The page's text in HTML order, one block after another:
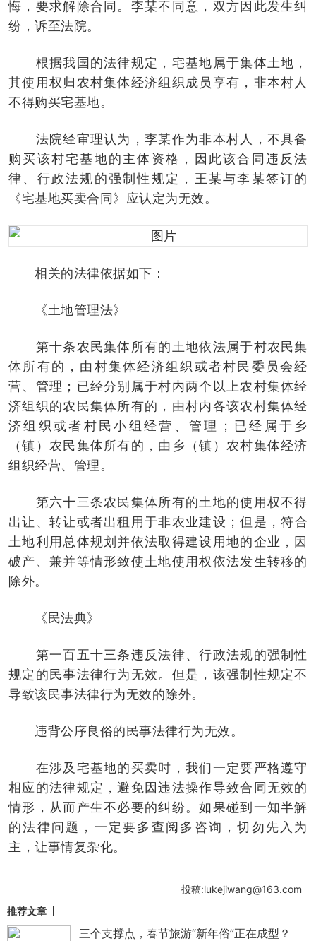
悔，要求解除合同。李某不同意，双方因此发生纠
纷，诉至法院。
根据我国的法律规定，宅基地属于集体土地，
其使用权归农村集体经济组织成员享有，非本村人
不得购买宅基地。
法院经审理认为，李某作为非本村人，不具备
购买该村宅基地的主体资格，因此该合同违反法
律、行政法规的强制性规定，王某与李某签订的
《宅基地买卖合同》应认定为无效。
相关的法律依据如下：
《土地管理法》
第十条农民集体所有的土地依法属于村农民集
体所有的，由村集体经济组织或者村民委员会经
营、管理；已经分别属于村内两个以上农村集体经
济组织的农民集体所有的，由村内各该农村集体经
济组织或者村民小组经营、管理；已经属于乡
（镇）农民集体所有的，由乡（镇）农村集体经济
组织经营、管理。
第六十三条农民集体所有的土地的使用权不得
出让、转让或者出租用于非农业建设；但是，符合
土地利用总体规划并依法取得建设用地的企业，因
破产、兼并等情形致使土地使用权依法发生转移的
除外。
《民法典》
第一百五十三条违反法律、行政法规的强制性
规定的民事法律行为无效。但是，该强制性规定不
导致该民事法律行为无效的除外。
违背公序良俗的民事法律行为无效。
在涉及宅基地的买卖时，我们一定要严格遵守
相应的法律规定，避免因违法操作导致合同无效的
情形，从而产生不必要的纠纷。如果碰到一知半解
的法律问题，一定要多查阅多咨询，切勿先入为
主，让事情复杂化。
投稿:lukejiwang@163.com
推荐文章
三个支撑点，春节旅游“新年俗”正在成型？